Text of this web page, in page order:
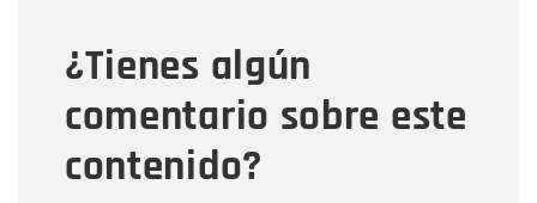
¿Tienes algún
comentario sobre este
contenido?
Mensaje